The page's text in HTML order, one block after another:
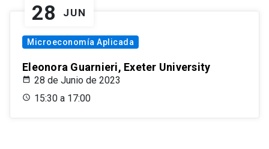
28 JUN
Microeconomía Aplicada
Eleonora Guarnieri, Exeter University
28 de Junio de 2023
15:30 a 17:00